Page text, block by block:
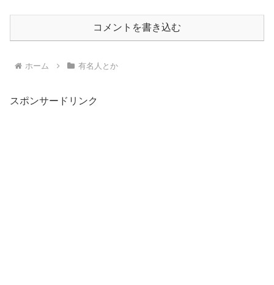
コメントを書き込む
ホーム 有名人とか
スポンサードリンク